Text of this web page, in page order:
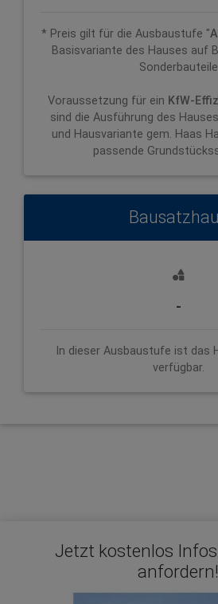
* Preis gilt für die Ausbaustufe "
Basisvariante des Hauses auf
Sonderbauteile
Voraussetzung für ein KfW-
sind die Ausführung des
und Hausvariante gem. Haas
passende
-
In dieser Ausbaustufe ist das
verfügbar.
Jetzt kostenlos
anfordern!